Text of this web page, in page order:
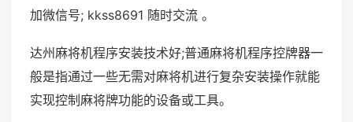
加微信号; kkss8691 随时交流 。
达州麻将机程序安装技术好;普通麻将机程序控牌器一
般是指通过一些无需对麻将机进行复杂安装操作就能
实现控制麻将牌功能的设备或工具。